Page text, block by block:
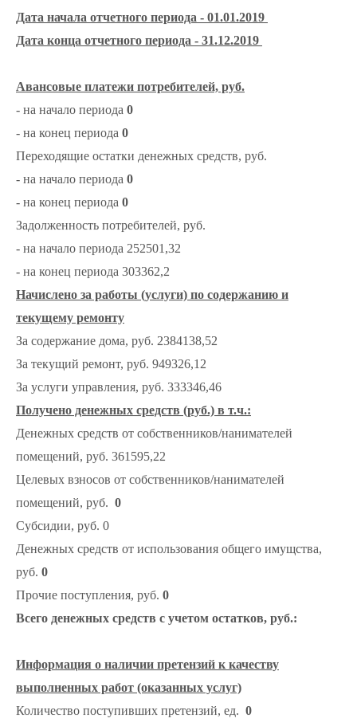
Дата начала отчетного периода - 01.01.2019
Дата конца отчетного периода - 31.12.2019
Авансовые платежи потребителей, руб.
- на начало периода 0
- на конец периода 0
Переходящие остатки денежных средств, руб.
- на начало периода 0
- на конец периода 0
Задолженность потребителей, руб.
- на начало периода 252501,32
- на конец периода 303362,2
Начислено за работы (услуги) по содержанию и
текущему ремонту
За содержание дома, руб. 2384138,52
За текущий ремонт, руб. 949326,12
За услуги управления, руб. 333346,46
Получено денежных средств (руб.) в т.ч.:
Денежных средств от собственников/нанимателей
помещений, руб. 361595,22
Целевых взносов от собственников/нанимателей
помещений, руб. 0
Субсидии, руб. 0
Денежных средств от использования общего имущства,
руб. 0
Прочие поступления, руб. 0
Всего денежных средств с учетом остатков, руб.:
Информация о наличии претензий к качеству
выполненных работ (оказанных услуг)
Количество поступивших претензий, ед. 0